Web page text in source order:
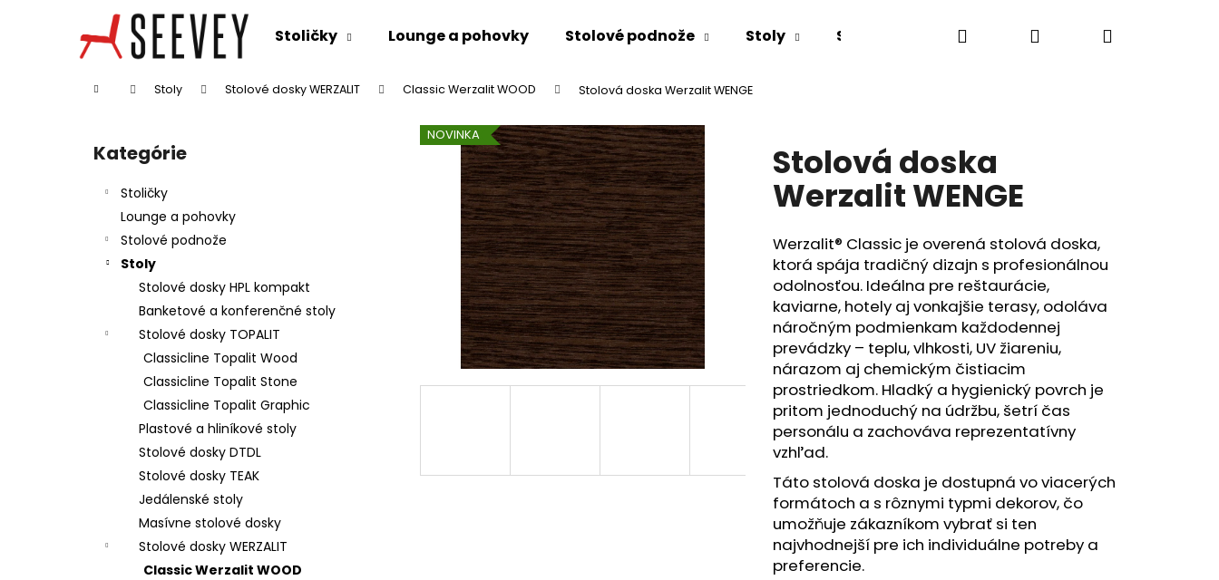
Stoličky Lounge a pohovky Stolové podnože Stoly Sedacie boxy a lavice Lehátka
Hľadať PrihlásenieNákupný
Domov Stoly Stolové dosky WERZALIT Classic Werzalit WOOD Stolová doska Werzalit WENGE
Preskočiť
kategórie
Kategórie
Stoličky
Lounge a pohovky
Stolové podnože
Stoly
Stolové dosky HPL kompakt
Banketové a konferenčné stoly
Stolové dosky TOPALIT
Classicline Topalit Wood
Classicline Topalit Stone
Classicline Topalit Graphic
Plastové a hliníkové stoly
Stolové dosky DTDL
Stolové dosky TEAK
Jedálenské stoly
Masívne stolové dosky
Stolové dosky WERZALIT
Classic Werzalit WOOD
Stolová doska
Werzalit WENGE
Werzalit® Classic je overená stolová doska,
ktorá spája tradičný dizajn s profesionálnou
odolnosťou. Ideálna pre reštaurácie,
kaviarne, hotely aj vonkajšie terasy, odoláva
náročným podmienkam každodennej
prevádzky – teplu, vlhkosti, UV žiareniu,
nárazom aj chemickým čistiacim
prostriedkom. Hladký a hygienický povrch je
pritom jednoduchý na údržbu, šetrí čas
personálu a zachováva reprezentatívny
vzhľad.
Táto stolová doska je dostupná vo viacerých
formátoch a s rôznymi typmi dekorov, čo
umožňuje zákazníkom vybrať si ten
najvhodnejší pre ich individuálne potreby a
preferencie.
NOVINKA
Späť
Späť
Čo potrebujete nájsť?
HĽADAŤ
Odporúčame